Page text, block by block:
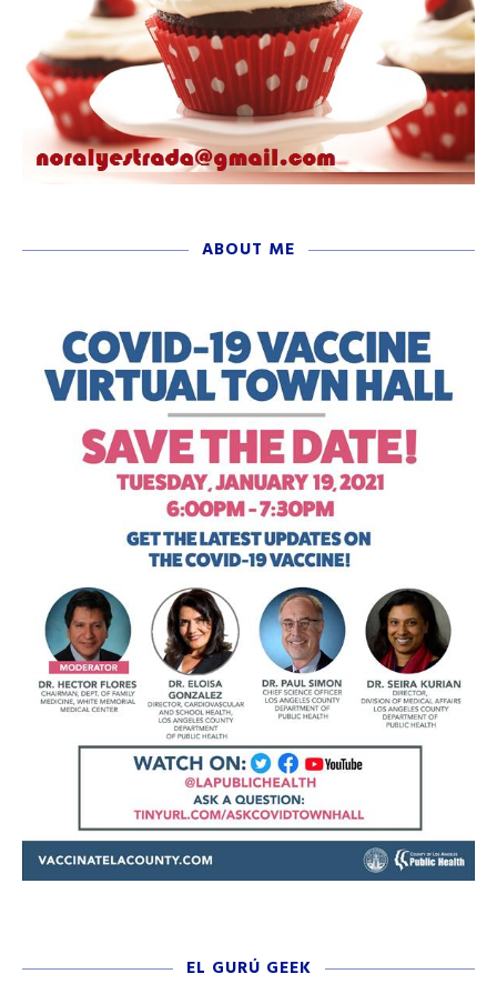
ABOUT ME
EL GURÚ GEEK